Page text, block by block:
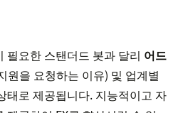
필요한 스탠더드 봇과 달리 어드
원을 요청하는 이유) 및 업계별
태로 제공됩니다. 지능적이고 자